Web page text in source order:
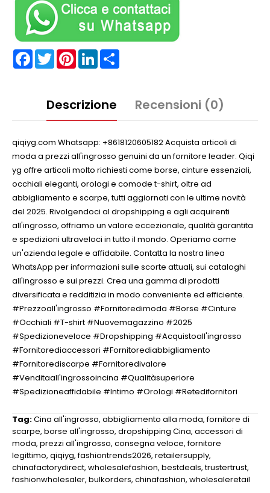
Facebook
TwitterPinterestLinkedIn
Descrizione Recensioni (0)
qiqiyg.com Whatsapp: +8618120605182 Acquista articoli di
moda a prezzi all'ingrosso genuini da un fornitore leader. Qiqi
yg offre articoli molto richiesti come borse, cinture essenziali,
occhiali eleganti, orologi e comode t-shirt, oltre ad
abbigliamento e scarpe, tutti aggiornati con le ultime novità
del 2025. Rivolgendoci al dropshipping e agli acquirenti
all'ingrosso, offriamo un valore eccezionale, qualità garantita
e spedizioni ultraveloci in tutto il mondo. Operiamo come
un'azienda legale e affidabile. Contatta la nostra linea
WhatsApp per informazioni sulle scorte attuali, sui cataloghi
all'ingrosso e sui prezzi. Crea una gamma di prodotti
diversificata e redditizia in modo conveniente ed efficiente.
#Prezzoall'ingrosso #Fornitoredimoda #Borse #Cinture
#Occhiali #T-shirt #Nuovemagazzino #2025
#Spedizioneveloce #Dropshipping #Acquistoall'ingrosso
#Fornitorediaccessori #Fornitorediabbigliamento
#Fornitorediscarpe #Fornitoredivalore
#Venditaall'ingrossoincina #Qualitàsuperiore
#Spedizioneaffidabile #Intimo #Orologi #Retedifornitori
Tag:Cina all'ingrosso, abbigliamento alla moda,fornitore di
scarpe, borse all'ingrosso, dropshipping Cina, accessori di
moda, prezzi all'ingrosso, consegna veloce,fornitore
legittimo, qiqiyg,fashiontrends2026, retailersupply,
chinafactorydirect, wholesalefashion, bestdeals,trustertrust,
fashionwholesaler, bulkorders, chinafashion, wholesaleretail